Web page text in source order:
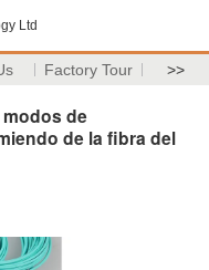
Ltd
Factory Tour >>
de
de la fibra del